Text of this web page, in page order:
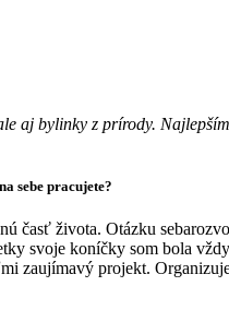
aj bylinky z prírody.
sebe pracujete?
života. Otázku
svoje koníčky som bola
zaujímavý projekt.